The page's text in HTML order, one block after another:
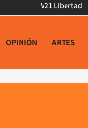
V21 Libertad
OPINIÓN ARTES